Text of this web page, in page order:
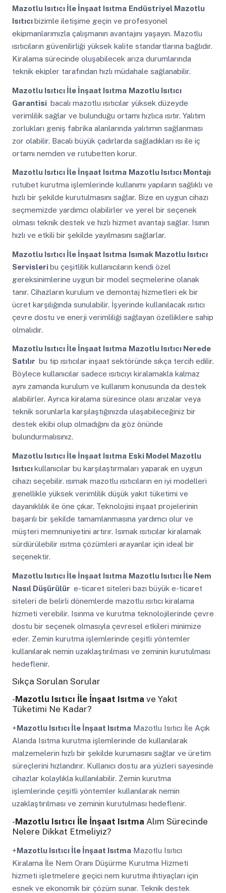
Mazotlu Isıtıcı İle İnşaat Isıtma Endüstriyel Mazotlu
Isıtıcıbizimle iletişime geçin ve profesyonel
ekipmanlarımızla çalışmanın avantajını yaşayın. Mazotlu
ısıtıcıların güvenilirliği yüksek kalite standartlarına bağlıdır.
Kiralama sürecinde oluşabilecek arıza durumlarında
teknik ekipler tarafından hızlı müdahale sağlanabilir.
Mazotlu Isıtıcı İle İnşaat Isıtma Mazotlu Isıtıcı
Garantisi bacalı mazotlu ısıtıcılar yüksek düzeyde
verimlilik sağlar ve bulunduğu ortamı hızlıca ısıtır. Yalıtım
zorlukları geniş fabrika alanlarında yalıtımın sağlanması
zor olabilir. Bacalı büyük çadırlarda sağladıkları ısı ile iç
ortamı nemden ve rutubetten korur.
Mazotlu Isıtıcı İle İnşaat Isıtma Mazotlu Isıtıcı Montajı
rutubet kurutma işlemlerinde kullanımı yapıların sağlıklı ve
hızlı bir şekilde kurutulmasını sağlar. Bize en uygun cihazı
seçmemizde yardımcı olabilirler ve yerel bir seçenek
olması teknik destek ve hızlı hizmet avantajı sağlar. Isının
hızlı ve etkili bir şekilde yayılmasını sağlarlar.
Mazotlu Isıtıcı İle İnşaat Isıtma Isımak Mazotlu Isıtıcı
Servisleribu çeşitlilik kullanıcıların kendi özel
gereksinimlerine uygun bir model seçmelerine olanak
tanır. Cihazların kurulum ve demontaj hizmetleri ek bir
ücret karşılığında sunulabilir. İşyerinde kullanılacak ısıtıcı
çevre dostu ve enerji verimliliği sağlayan özelliklere sahip
olmalıdır.
Mazotlu Isıtıcı İle İnşaat Isıtma Mazotlu Isıtıcı Nerede
Satılır bu tip ısıtıcılar inşaat sektöründe sıkça tercih edilir.
Böylece kullanıcılar sadece ısıtıcıyı kiralamakla kalmaz
aynı zamanda kurulum ve kullanım konusunda da destek
alabilirler. Ayrıca kiralama süresince olası arızalar veya
teknik sorunlarla karşılaştığınızda ulaşabileceğiniz bir
destek ekibi olup olmadığını da göz önünde
bulundurmalısınız.
Mazotlu Isıtıcı İle İnşaat Isıtma Eski Model Mazotlu
Isıtıcıkullanıcılar bu karşılaştırmaları yaparak en uygun
cihazı seçebilir. ısımak mazotlu ısıtıcıların en iyi modelleri
genellikle yüksek verimlilik düşük yakıt tüketimi ve
dayanıklılık ile öne çıkar. Teknolojisi inşaat projelerinin
başarılı bir şekilde tamamlanmasına yardımcı olur ve
müşteri memnuniyetini artırır. Isımak ısıtıcılar kiralamak
sürdürülebilir ısıtma çözümleri arayanlar için ideal bir
seçenektir.
Mazotlu Isıtıcı İle İnşaat Isıtma Mazotlu Isıtıcı İle Nem
Nasıl Düşürülür e-ticaret siteleri bazı büyük e-ticaret
siteleri de belirli dönemlerde mazotlu ısıtıcı kiralama
hizmeti verebilir. Isınma ve kurutma teknolojilerinde çevre
dostu bir seçenek olmasıyla çevresel etkileri minimize
eder. Zemin kurutma işlemlerinde çeşitli yöntemler
kullanılarak nemin uzaklaştırılması ve zeminin kurutulması
hedeflenir.
Sıkça Sorulan Sorular
-Mazotlu Isıtıcı İle İnşaat Isıtma ve Yakıt
Tüketimi Ne Kadar?
+Mazotlu Isıtıcı İle İnşaat IsıtmaMazotlu Isıtıcı İle Açık
Alanda Isıtma kurutma işlemlerinde de kullanılarak
malzemelerin hızlı bir şekilde kurumasını sağlar ve üretim
süreçlerini hızlandırır. Kullanıcı dostu ara yüzleri sayesinde
cihazlar kolaylıkla kullanılabilir. Zemin kurutma
işlemlerinde çeşitli yöntemler kullanılarak nemin
uzaklaştırılması ve zeminin kurutulması hedeflenir.
-Mazotlu Isıtıcı İle İnşaat Isıtma Alım Sürecinde
Nelere Dikkat Etmeliyiz?
+Mazotlu Isıtıcı İle İnşaat IsıtmaMazotlu Isıtıcı
Kiralama İle Nem Oranı Düşürme Kurutma Hizmeti
hizmeti işletmelere geçici nem kurutma ihtiyaçları için
esnek ve ekonomik bir çözüm sunar. Teknik destek